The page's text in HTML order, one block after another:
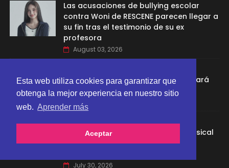
Esta web utiliza cookies para garantizar que
obtenga la mejor experiencia en nuestro sitio
web. Aprender más
Aceptar
Las acusaciones de bullying escolar
contra Woni de RESCENE parecen llegar a
su fin tras el testimonio de su ex
profesora
August 03, 2026
Entertainment tras 19 años; continuará
como integrante del grupo
July 31, 2026
"Good Boy Gone Bad" de TXT se
convierte en su undécimo video musical
en superar las 100 millones de
July 30, 2026